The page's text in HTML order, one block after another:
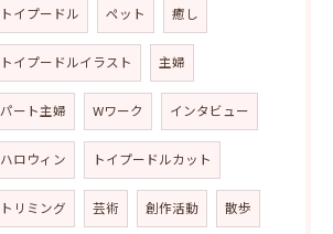
トイプードル ペット 癒し
トイプードルイラスト 主婦
パート主婦 Wワーク インタビュー
ハロウィン トイプードルカット
トリミング 芸術 創作活動 散歩